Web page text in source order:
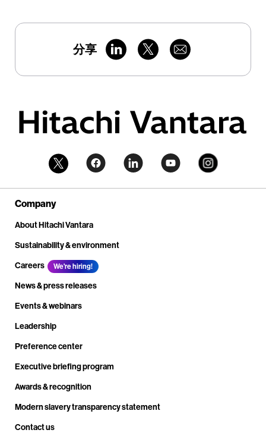
分享
Company
About Hitachi Vantara
Sustainability & environment
Careers
We're hiring!
News & press releases
Events & webinars
Leadership
Preference center
Executive briefing program
Awards & recognition
Modern slavery transparency statement
Contact us